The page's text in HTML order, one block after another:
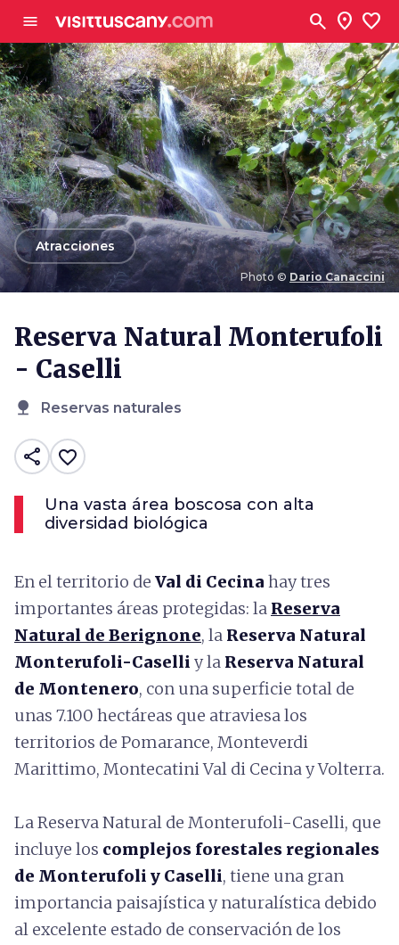
menu search location_on favorite
Photo © Dario Canaccini
arrow_backAtracciones
Reserva Natural Monterufoli
- Caselli
nature Reservas naturales
share favorite_border
Una vasta área boscosa con alta
diversidad biológica
En el territorio de Val di Cecina hay tres
importantes áreas protegidas: la Reserva
Natural de Berignone, la Reserva Natural
Monterufoli-Caselli y la Reserva Natural
de Montenero, con una superficie total de
unas 7.100 hectáreas que atraviesa los
territorios de Pomarance, Monteverdi
Marittimo, Montecatini Val di Cecina y Volterra.
La Reserva Natural de Monterufoli-Caselli, que
incluye los complejos forestales regionales
de Monterufoli y Caselli, tiene una gran
importancia paisajística y naturalística debido
al excelente estado de conservación de los